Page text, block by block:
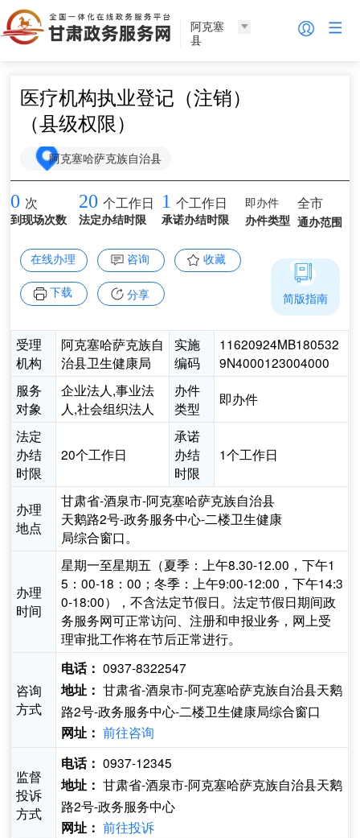
阿克塞
县
医疗机构执业登记（注销）
（县级权限）
阿克塞哈萨克族自治县
0 次
到现场次数
20 个工作日
法定办结时限
1 个工作日
承诺办结时限
即办件
办件类型
全市
通办范围
在线办理 咨询 收藏
下载 分享
受理
机构
阿克塞哈萨克族自
治县卫生健康局
实施
编码
11620924MB180532
9N4000123004000
服务
对象
企业法人,事业法
人,社会组织法人
办件
类型
即办件
法定
办结
时限
20个工作日
承诺
办结
时限
1个工作日
办理
地点
甘肃省-酒泉市-阿克塞哈萨克族自治县
天鹅路2号-政务服务中心-二楼卫生健康
局综合窗口。
办理
时间
星期一至星期五（夏季：上午8.30-12.00，下午1
5：00-18：00；冬季：上午9:00-12:00，下午14:3
0-18:00），不含法定节假日。法定节假日期间政
务服务网可正常访问、注册和申报业务，网上受
理审批工作将在节后正常进行。
咨询
方式
电话： 0937-8322547
地址： 甘肃省-酒泉市-阿克塞哈萨克族自治县天鹅
路2号-政务服务中心-二楼卫生健康局综合窗口
网址： 前往咨询
监督
投诉
方式
电话： 0937-12345
地址： 甘肃省-酒泉市-阿克塞哈萨克族自治县天鹅
路2号-政务服务中心
网址： 前往投诉
简版指南